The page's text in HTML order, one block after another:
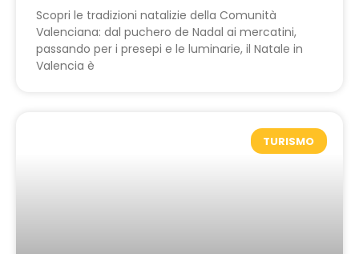
Scopri le tradizioni natalizie della Comunità
Valenciana: dal puchero de Nadal ai mercatini,
passando per i presepi e le luminarie, il Natale in
Valencia è
TURISMO